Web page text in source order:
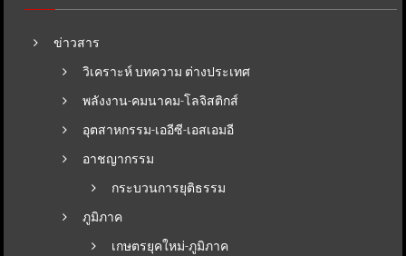
ข่าวสาร
วิเคราะห์ บทความ ต่างประเทศ
พลังงาน-คมนาคม-โลจิสติกส์
อุตสาหกรรม-เออีซี-เอสเอมอี
อาชญากรรม
กระบวนการยุติธรรม
ภูมิภาค
เกษตรยุคใหม่-ภูมิภาค